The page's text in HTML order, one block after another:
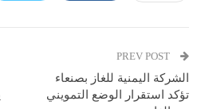
الشركة اليمنية للغاز بصنعاء
تؤكد استقرار الوضع التمويني